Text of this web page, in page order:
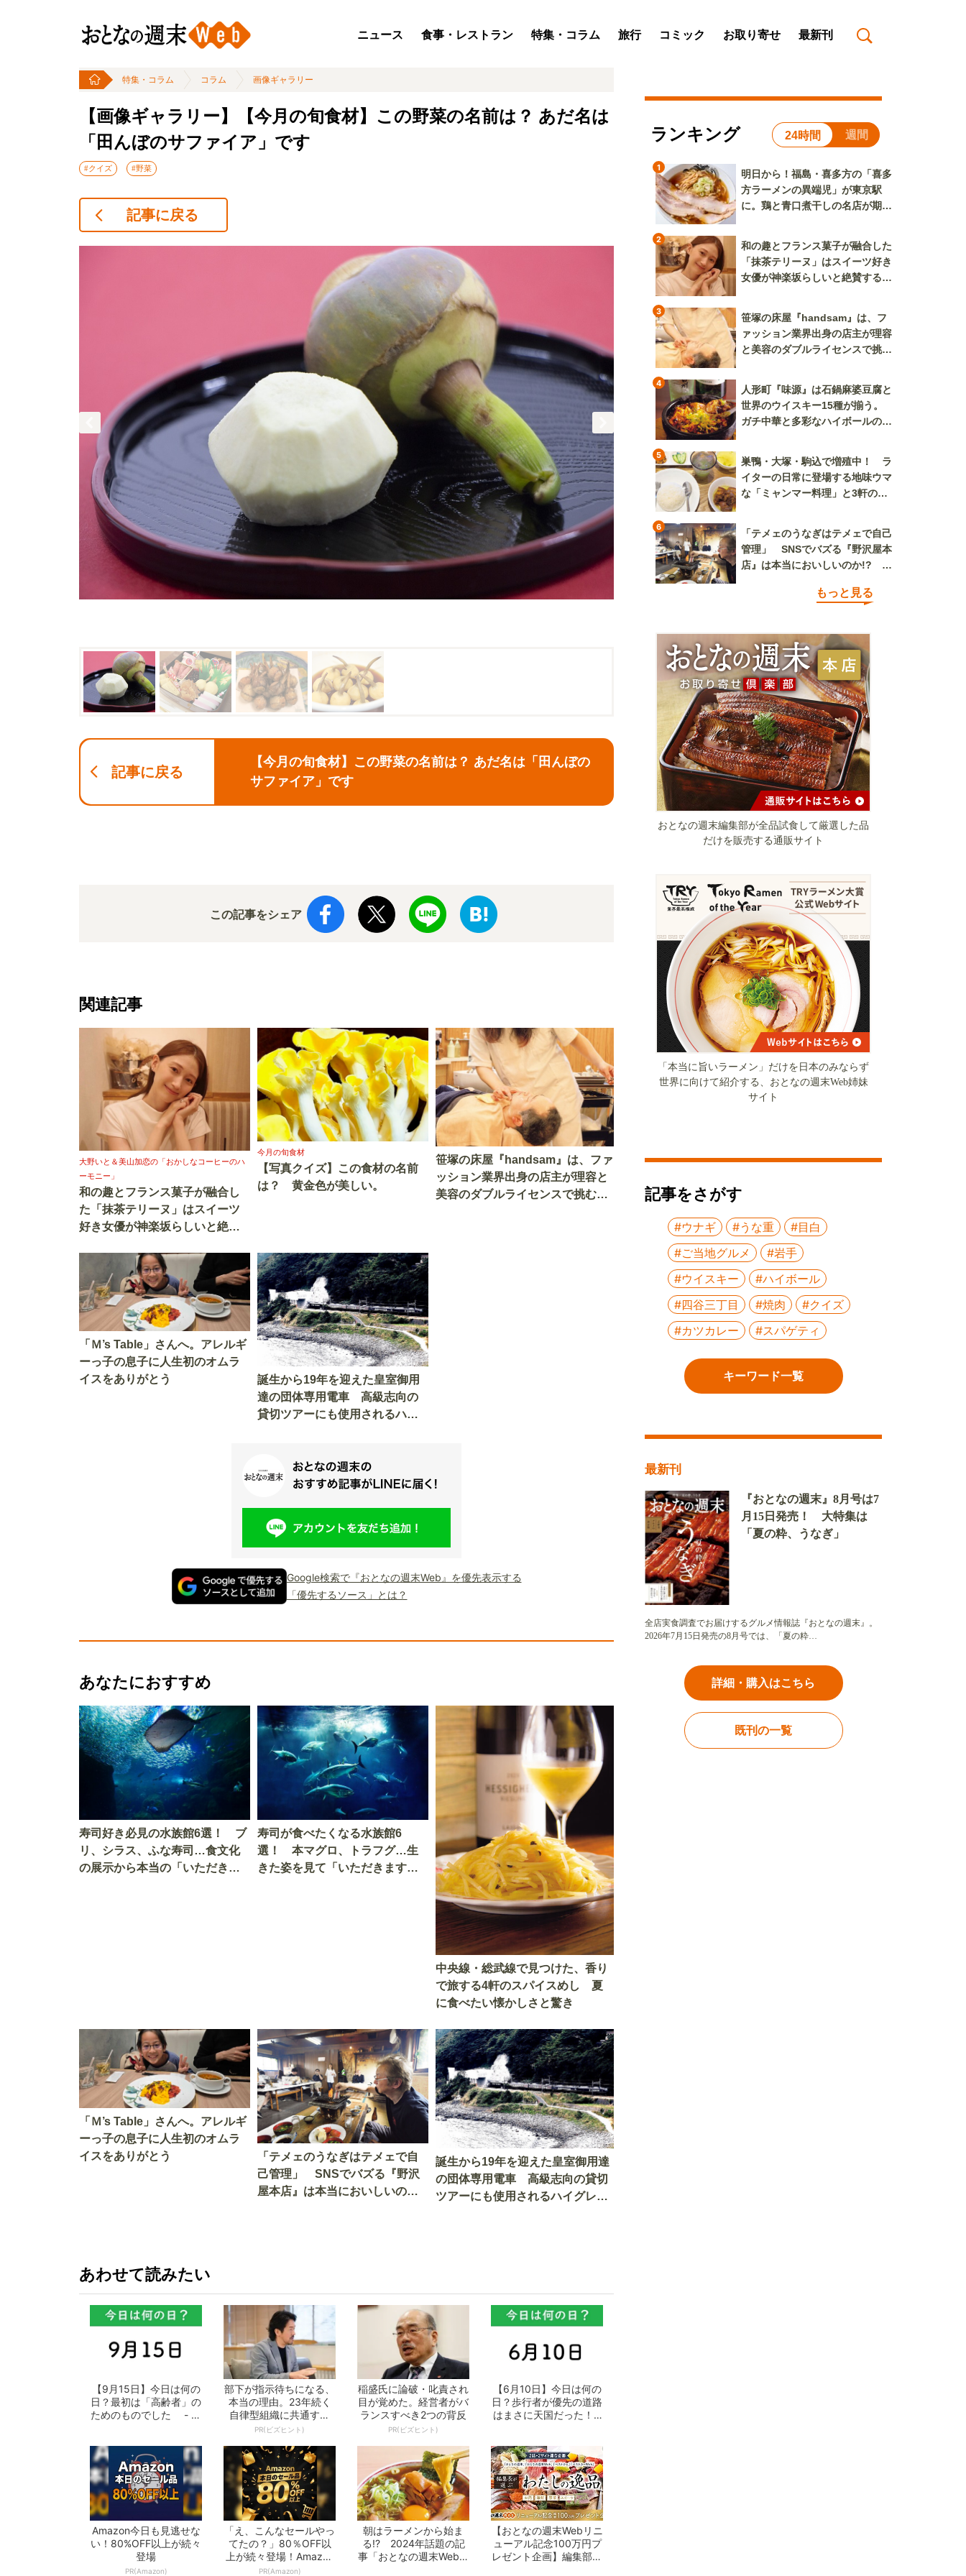
ニュース 食事・レストラン 特集・コラム 旅行 コミック お取り寄せ 最新刊
特集・コラム コラム 画像ギャラリー
【画像ギャラリー】【今月の旬食材】この野菜の名前は？ あだ名は
「田んぼのサファイア」です
#クイズ #野菜
記事に戻る
記事に戻る
【今月の旬食材】この野菜の名前は？ あだ名は「田んぼの
サファイア」です
この記事をシェア
関連記事
大野いと＆美山加恋の「おかしなコーヒーのハ
ーモニー」
和の趣とフランス菓子が融合し
た「抹茶テリーヌ」はスイーツ
好き女優が神楽坂らしいと絶賛
今月の旬食材
【写真クイズ】この食材の名前
は？ 黄金色が美しい。
笹塚の床屋『handsam』は、ファ
ッション業界出身の店主が理容と
美容のダブルライセンスで挑む新
「Ｍ’s Table」さんへ。アレルギ
ーっ子の息子に人生初のオムラ
イスをありがとう
誕生から19年を迎えた皇室御用
達の団体専用電車 高級志向の
貸切ツアーにも使用されるハイ
Google検索で『おとなの週末Web』を優先表示する
「優先するソース」とは？
あなたにおすすめ
寿司好き必見の水族館6選！ ブ
リ、シラス、ふな寿司…食文化
の展示から本当の「いただきま
寿司が食べたくなる水族館6
選！ 本マグロ、トラフグ…生
きた姿を見て「いただきます」
中央線・総武線で見つけた、香り
で旅する4軒のスパイスめし 夏
に食べたい懐かしさと驚き
「Ｍ’s Table」さんへ。アレルギ
ーっ子の息子に人生初のオムラ
イスをありがとう
「テメェのうなぎはテメェで自
己管理」 SNSでバズる『野沢
屋本店』は本当においしいの
誕生から19年を迎えた皇室御用達
の団体専用電車 高級志向の貸切
ツアーにも使用されるハイグレー
あわせて読みたい
【9月15日】今日は何の
日？最初は「高齢者」の
ためのものでした - お
部下が指示待ちになる、
本当の理由。23年続く
自律型組織に共通する
「3つの要素」
PR(ビズヒント)
稲盛氏に論破・叱責され
目が覚めた。経営者がバ
ランスすべき2つの背反
PR(ビズヒント)
【6月10日】今日は何の
日？歩行者が優先の道路
はまさに天国だった！ -
Amazon今日も見逃せな
い！80%OFF以上が続々
登場
PR(Amazon)
「え、こんなセールやっ
てたの？」80％OFF以
上が続々登場！Amazon
の本気が...
PR(Amazon)
朝はラーメンから始ま
る!? 2024年話題の記
事「おとなの週末Web」
【おとなの週末Webリニ
ューアル記念100万円プ
レゼント企画】編集部が
ランキング 24時間 週間
1
明日から！福島・喜多方の「喜多
方ラーメンの異端児」が東京駅
に。鶏と青口煮干しの名店が期間
2
和の趣とフランス菓子が融合した
「抹茶テリーヌ」はスイーツ好き
女優が神楽坂らしいと絶賛する逸
3
笹塚の床屋『handsam』は、フ
ァッション業界出身の店主が理容
と美容のダブルライセンスで挑む
4
人形町『味源』は石鍋麻婆豆腐と
世界のウイスキー15種が揃う。
ガチ中華と多彩なハイボールの組
5
巣鴨・大塚・駒込で増殖中！ ラ
イターの日常に登場する地味ウマ
な「ミャンマー料理」と3軒のニ
6
「テメェのうなぎはテメェで自己
管理」 SNSでバズる『野沢屋本
店』は本当においしいのか!? い
もっと見る
おとなの週末編集部が全品試食して厳選した品
だけを販売する通販サイト
「本当に旨いラーメン」だけを日本のみならず
世界に向けて紹介する、おとなの週末Web姉妹
サイト
記事をさがす
#ウナギ #うな重
#目白
#ご当地グルメ
#岩手
#ウイスキー
#ハイボール
#四谷三丁目
#焼肉
#クイズ
#カツカレー
#スパゲティ
キーワード一覧
最新刊
『おとなの週末』8月号は7
月15日発売！ 大特集は
「夏の粋、うなぎ」
全店実食調査でお届けするグルメ情報誌『おとなの週末』。
2026年7月15日発売の8月号では、「夏の粋…
詳細・購入はこちら
既刊の一覧